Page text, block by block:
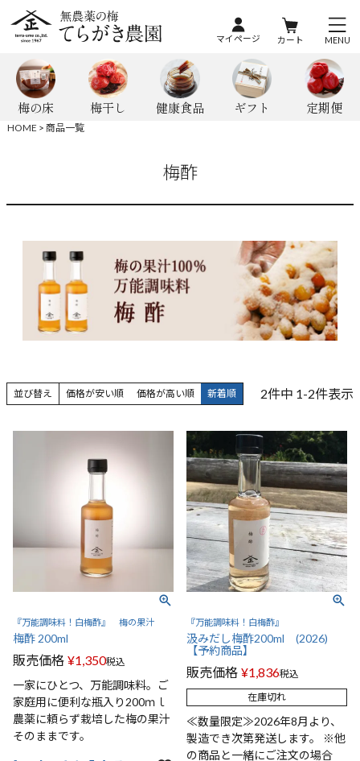
マイページ カート MENU
梅の床 梅干し 健康食品 ギフト 定期便
HOME 商品一覧
梅酢
並び替え 価格が安い順 価格が高い順 新着順 2件中 1-2件表示
『万能調味料！白梅酢』 梅の果汁
梅酢 200ml
販売価格 ¥1,350税込
一家にひとつ、万能調味料。ご
家庭用に便利な瓶入り200ｍｌ
農薬に頼らず栽培した梅の果汁
そのままです。
『万能調味料！白梅酢』
汲みだし梅酢200ml (2026)
【予約商品】
販売価格 ¥1,836税込
在庫切れ
≪数量限定≫2026年8月より、
製造でき次第発送します。 ※他
の商品と一緒にご注文の場合